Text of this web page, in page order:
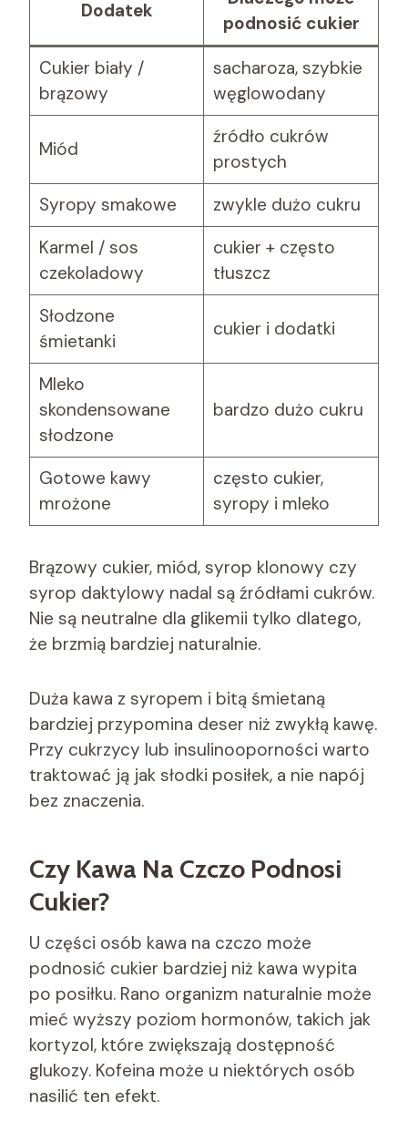
Dodatek
podnosić cukier
Cukier biały /
brązowy
sacharoza, szybkie
węglowodany
Miód
źródło cukrów
prostych
Syropy smakowe
zwykle dużo cukru
Karmel / sos
czekoladowy
cukier + często
tłuszcz
Słodzone
śmietanki
cukier i dodatki
Mleko
skondensowane
słodzone
bardzo dużo cukru
Gotowe kawy
mrożone
często cukier,
syropy i mleko
Brązowy cukier, miód, syrop klonowy czy
syrop daktylowy nadal są źródłami cukrów.
Nie są neutralne dla glikemii tylko dlatego,
że brzmią bardziej naturalnie.
Duża kawa z syropem i bitą śmietaną
bardziej przypomina deser niż zwykłą kawę.
Przy cukrzycy lub insulinooporności warto
traktować ją jak słodki posiłek, a nie napój
bez znaczenia.
Czy Kawa Na Czczo Podnosi
Cukier?
U części osób kawa na czczo może
podnosić cukier bardziej niż kawa wypita
po posiłku. Rano organizm naturalnie może
mieć wyższy poziom hormonów, takich jak
kortyzol, które zwiększają dostępność
glukozy. Kofeina może u niektórych osób
nasilić ten efekt.